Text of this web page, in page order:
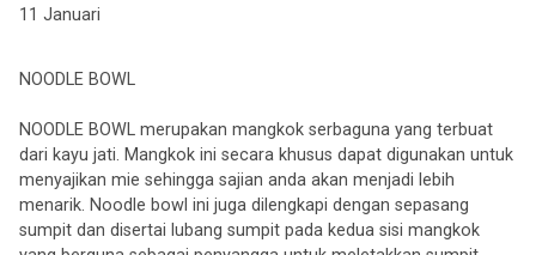
11 Januari
NOODLE BOWL
NOODLE BOWL merupakan mangkok serbaguna yang terbuat
dari kayu jati. Mangkok ini secara khusus dapat digunakan untuk
menyajikan mie sehingga sajian anda akan menjadi lebih
menarik. Noodle bowl ini juga dilengkapi dengan sepasang
sumpit dan disertai lubang sumpit pada kedua sisi mangkok